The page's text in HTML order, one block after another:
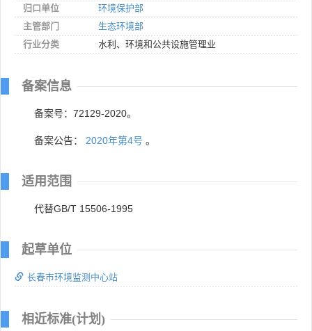
归口单位
环境保护部
主管部门
生态环境部
行业分类
水利、环境和公共设施管理业
备案信息
备案号：72129-2020。
备案公告： 2020年第4号 。
适用范围
代替GB/T 15506-1995
起草单位
长春市环境监测中心站
相近标准(计划)